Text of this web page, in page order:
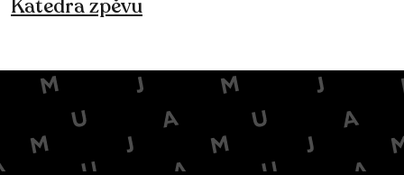
Katedra zpěvu